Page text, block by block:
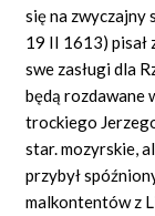
się na zwyczajny
19 II 1613) pisał
swe zasługi dla
będą rozdawane
trockiego
star. mozyrskie,
przybył
malkontentów z